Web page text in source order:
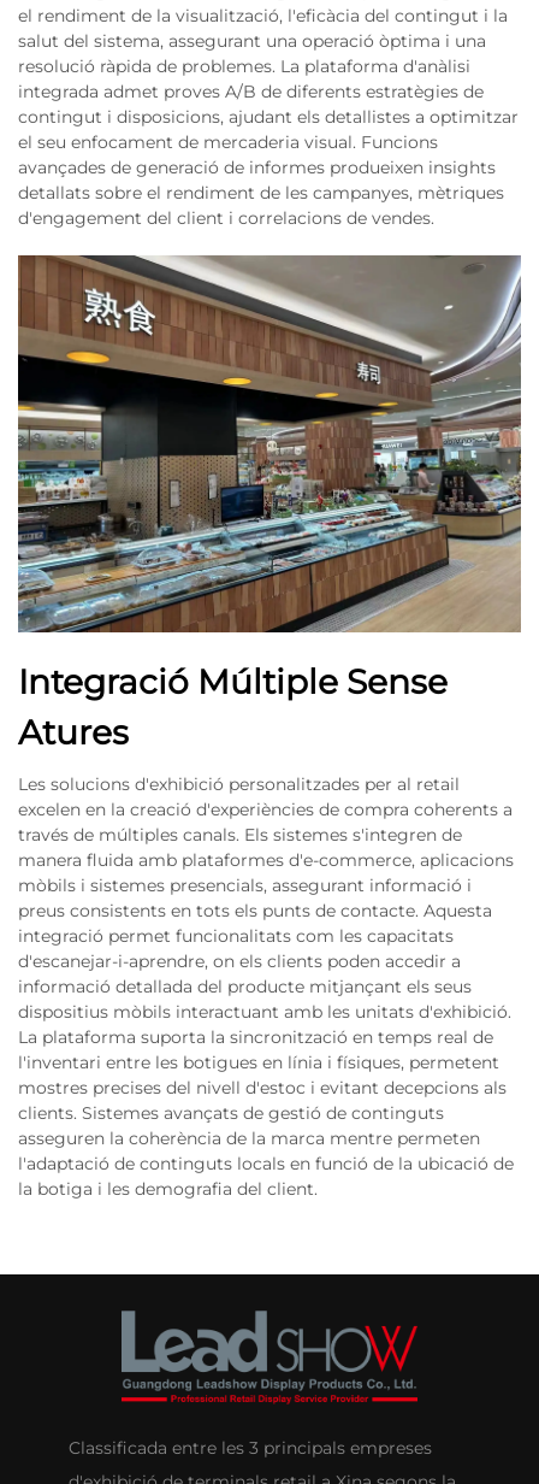
el rendiment de la visualització, l'eficàcia del contingut i la
salut del sistema, assegurant una operació òptima i una
resolució ràpida de problemes. La plataforma d'anàlisi
integrada admet proves A/B de diferents estratègies de
contingut i disposicions, ajudant els detallistes a optimitzar
el seu enfocament de mercaderia visual. Funcions
avançades de generació de informes produeixen insights
detallats sobre el rendiment de les campanyes, mètriques
d'engagement del client i correlacions de vendes.
Integració Múltiple Sense
Atures
Les solucions d'exhibició personalitzades per al retail
excelen en la creació d'experiències de compra coherents a
través de múltiples canals. Els sistemes s'integren de
manera fluida amb plataformes d'e-commerce, aplicacions
mòbils i sistemes presencials, assegurant informació i
preus consistents en tots els punts de contacte. Aquesta
integració permet funcionalitats com les capacitats
d'escanejar-i-aprendre, on els clients poden accedir a
informació detallada del producte mitjançant els seus
dispositius mòbils interactuant amb les unitats d'exhibició.
La plataforma suporta la sincronització en temps real de
l'inventari entre les botigues en línia i físiques, permetent
mostres precises del nivell d'estoc i evitant decepcions als
clients. Sistemes avançats de gestió de continguts
asseguren la coherència de la marca mentre permeten
l'adaptació de continguts locals en funció de la ubicació de
la botiga i les demografia del client.
Classificada entre les 3 principals empreses